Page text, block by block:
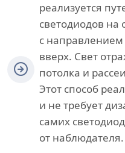
реализуется
светодиодов на
с направлением
вверх. Свет
потолка и
Этот способ
и не требует
самих
от наблюдателя.